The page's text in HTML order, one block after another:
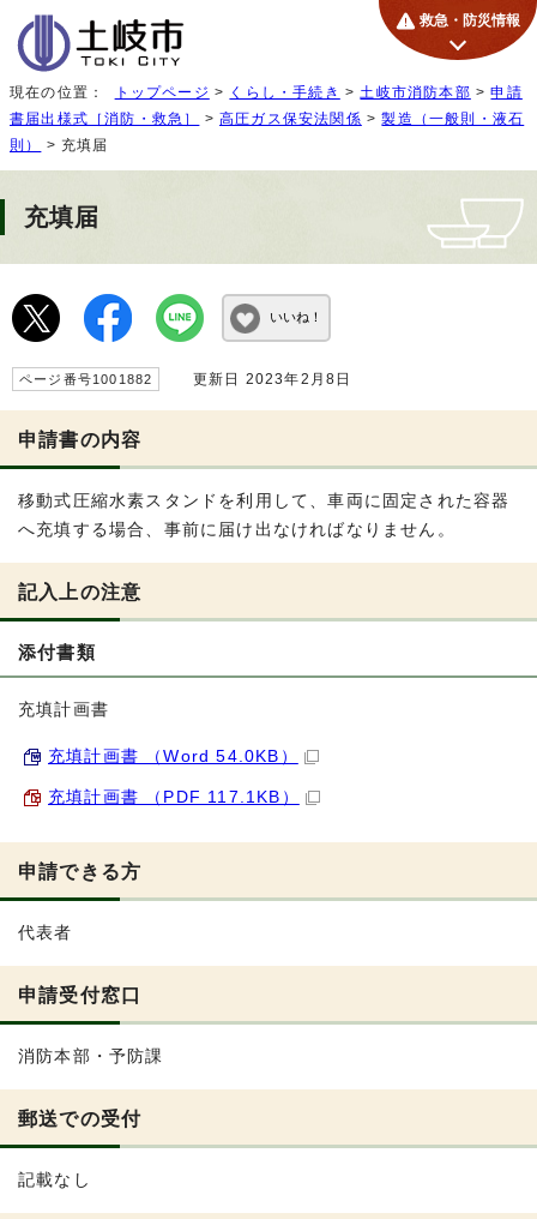
救急・防災情報
現在の位置： トップページ > くらし・手続き >土岐市消防本部 >申請
書届出様式［消防・救急］
>高圧ガス保安法関係 >製造（一般則・液石
則）
> 充填届
充填届
いいね！
ページ番号1001882 更新日 2023年2月8日
申請書の内容
移動式圧縮水素スタンドを利用して、車両に固定された容器
へ充填する場合、事前に届け出なければなりません。
記入上の注意
添付書類
充填計画書
充填計画書 （Word 54.0KB）
充填計画書 （PDF 117.1KB）
申請できる方
代表者
申請受付窓口
消防本部・予防課
郵送での受付
記載なし